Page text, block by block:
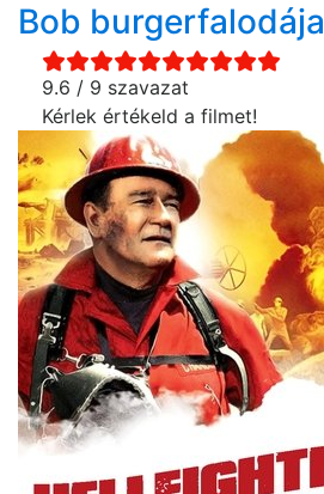
Bob burgerfalodája
9.6 / 9 szavazat
Kérlek értékeld a filmet!